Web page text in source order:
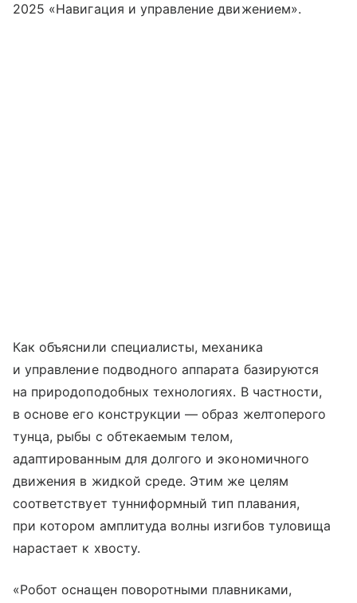
2025 «Навигация и управление движением».
Как объяснили специалисты, механика
и управление подводного аппарата базируются
на природоподобных технологиях. В частности,
в основе его конструкции — образ желтоперого
тунца, рыбы с обтекаемым телом,
адаптированным для долгого и экономичного
движения в жидкой среде. Этим же целям
соответствует тунниформный тип плавания,
при котором амплитуда волны изгибов туловища
нарастает к хвосту.
«Робот оснащен поворотными плавниками,